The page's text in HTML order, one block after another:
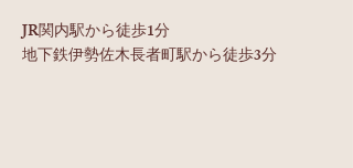
JR関内駅から徒歩1分
地下鉄伊勢佐木長者町駅から徒歩3分